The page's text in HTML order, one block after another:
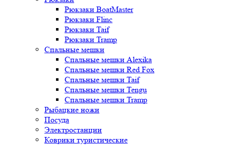
Рюкзаки BoatMaster
Рюкзаки Flinc
Рюкзаки Taif
Рюкзаки Tramp
Спальные мешки
Спальные мешки Alexika
Спальные мешки Red Fox
Спальные мешки Taif
Спальные мешки Tengu
Спальные мешки Tramp
Рыбацкие ножи
Посуда
Электростанции
Коврики туристические